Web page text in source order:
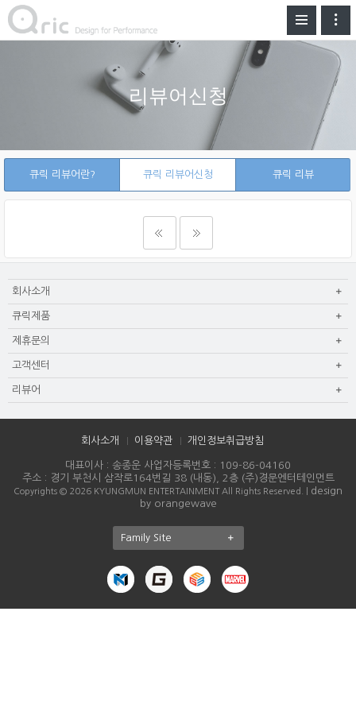
리뷰어신청
큐릭 리뷰어란? 큐릭 리뷰어신청 큐릭 리뷰
회사소개
큐릭제품
제휴문의
고객센터
리뷰어
회사소개 이용약관 개인정보취급방침
대표이사 : 송종운 사업자등록번호 : 109-86-04160
주소 : 경기 부천시 삼작로164번길 38 (내동), 2층 (주)경문엔터테인먼트
Copyrights © 2026 KYUNGMUN ENTERTAINMENT All Rights Reserved. | design
by orangewave
Family Site